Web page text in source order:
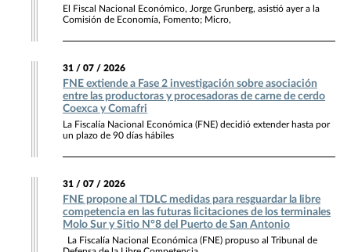
El Fiscal Nacional Económico, Jorge Grunberg, asistió ayer a la
Comisión de Economía, Fomento; Micro,
31 / 07 / 2026
FNE extiende a Fase 2 investigación sobre asociación
entre las productoras y procesadoras de carne de cerdo
Coexca y Comafri
La Fiscalía Nacional Económica (FNE) decidió extender hasta por
un plazo de 90 días hábiles
31 / 07 / 2026
FNE propone al TDLC medidas para resguardar la libre
competencia en las futuras licitaciones de los terminales
Molo Sur y Sitio N°8 del Puerto de San Antonio
La Fiscalía Nacional Económica (FNE) propuso al Tribunal de